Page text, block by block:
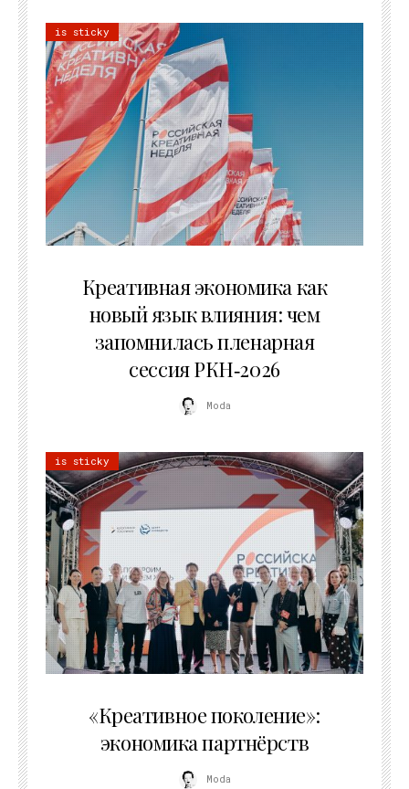
is sticky
Креативная экономика как
новый язык влияния: чем
запомнилась пленарная
сессия РКН‑2026
Moda
is sticky
«Креативное поколение»:
экономика партнёрств
Moda